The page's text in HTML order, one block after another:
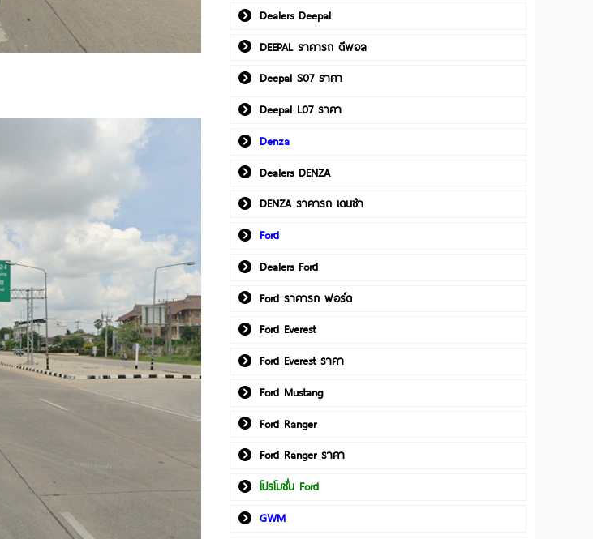
Dealers Deepal
DEEPAL ราคารถ ดีพอล
Deepal S07 ราคา
Deepal L07 ราคา
Denza
Dealers DENZA
DENZA ราคารถ เดนซ่า
Ford
Dealers Ford
Ford ราคารถ ฟอร์ด
Ford Everest
Ford Everest ราคา
Ford Mustang
Ford Ranger
Ford Ranger ราคา
โปรโมชั่น Ford
GWM